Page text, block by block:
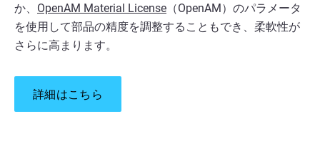
か、 OpenAM Material License （OpenAM）のパラメータ
を使用して部品の精度を調整することもでき、柔軟性が
さらに高まります。
詳細はこちら